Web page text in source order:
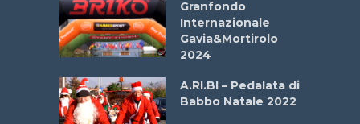
Granfondo
Internazionale
Gavia&Mortirolo
2024
A.RI.BI – Pedalata di
Babbo Natale 2022